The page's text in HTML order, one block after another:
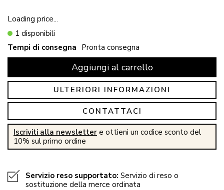
Loading price...
1 disponibili
Tempi di consegna Pronta consegna
Aggiungi al carrello
ULTERIORI INFORMAZIONI
CONTATTACI
Iscriviti alla newsletter e ottieni un codice sconto del
10% sul primo ordine
Servizio reso supportato: Servizio di reso o
sostituzione della merce ordinata